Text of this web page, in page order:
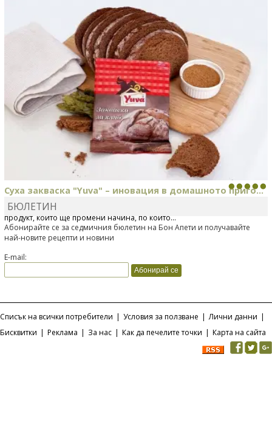
Суха закваска "Yuva" – иновация в домашното приго...
Отскоро Лесафр България стартира предлагането на изцяло нов
продукт, който ще промени начина, по който...
БЮЛЕТИН
Абонирайте се за седмичния бюлетин на Бон Апети и получавайте
най-новите рецепти и новини
E-mail:
Списък на всички потребители | Условия за ползване | Лични данни |
Бисквитки | Реклама | За нас | Как да печелите точки | Карта на сайта